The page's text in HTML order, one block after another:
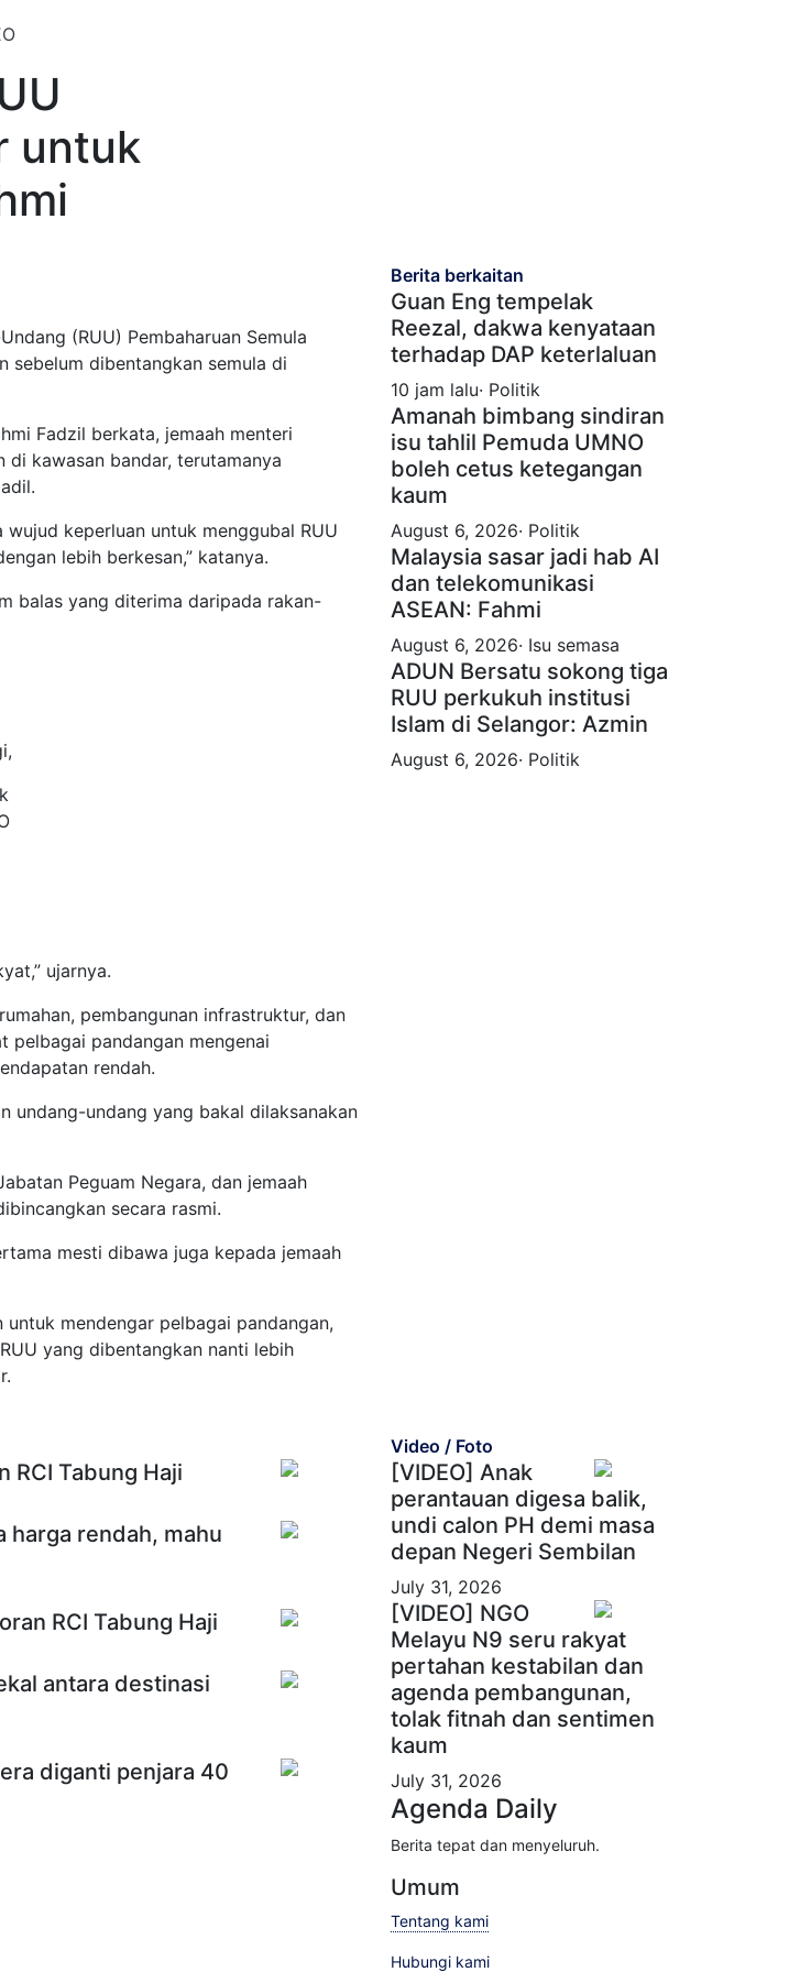
untuk
(RUU) Pembaharuan Semula
sebelum dibentangkan semula di
Fadzil berkata, jemaah menteri
di kawasan bandar, terutamanya
keperluan untuk menggubal RUU
lebih berkesan,” katanya.
balas yang diterima daripada rakan-
ujarnya.
pembangunan infrastruktur, dan
pelbagai pandangan mengenai
rendah.
undang-undang yang bakal dilaksanakan
Peguam Negara, dan jemaah
secara rasmi.
mesti dibawa juga kepada jemaah
mendengar pelbagai pandangan,
yang dibentangkan nanti lebih
Berita berkaitan
Guan Eng tempelak
Reezal, dakwa kenyataan
terhadap DAP keterlaluan
10 jam lalu· Politik
Amanah bimbang sindiran
isu tahlil Pemuda UMNO
boleh cetus ketegangan
kaum
August 6, 2026· Politik
Malaysia sasar jadi hab AI
dan telekomunikasi
ASEAN: Fahmi
August 6, 2026· Isu semasa
ADUN Bersatu sokong tiga
RUU perkukuh institusi
Islam di Selangor: Azmin
August 6, 2026· Politik
RCI Tabung Haji
harga rendah, mahu
RCI Tabung Haji
antara destinasi
diganti penjara 40
Video / Foto
[VIDEO] Anak
perantauan digesa balik,
undi calon PH demi masa
depan Negeri Sembilan
July 31, 2026
[VIDEO] NGO
Melayu N9 seru rakyat
pertahan kestabilan dan
agenda pembangunan,
tolak fitnah dan sentimen
kaum
July 31, 2026
Agenda Daily
Berita tepat dan menyeluruh.
Umum
Tentang kami
Hubungi kami